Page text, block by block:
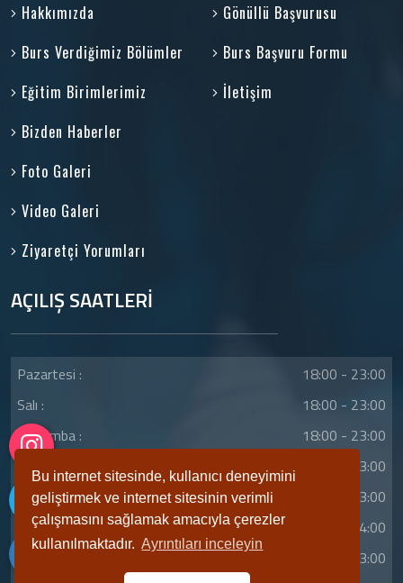
Bu internet sitesinde, kullanıcı deneyimini
geliştirmek ve internet sitesinin verimli
çalışmasını sağlamak amacıyla çerezler
kullanılmaktadır. Ayrıntıları inceleyin
Hakkımızda
Burs Verdiğimiz Bölümler
Eğitim Birimlerimiz
Bizden Haberler
Foto Galeri
Video Galeri
Ziyaretçi Yorumları
Gönüllü Başvurusu
Burs Başvuru Formu
İletişim
AÇILIŞ SAATLERİ
Pazartesi :
18:00 - 23:00
Salı :
18:00 - 23:00
Çarşamba :
18:00 - 23:00
Perşembe :
18:00 - 23:00
Cuma :
18:00 - 23:00
Cumartesi :
18:00 - 24:00
12:00 - 23:00